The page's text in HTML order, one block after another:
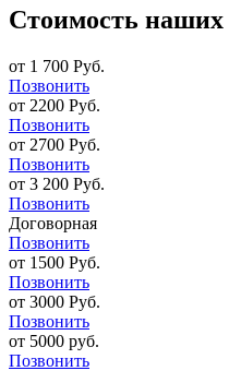
Стоимость наших
от 1 700 Руб.
Позвонить
от 2200 Руб.
Позвонить
от 2700 Руб.
Позвонить
от 3 200 Руб.
Позвонить
Договорная
Позвонить
от 1500 Руб.
Позвонить
от 3000 Руб.
Позвонить
от 5000 руб.
Позвонить